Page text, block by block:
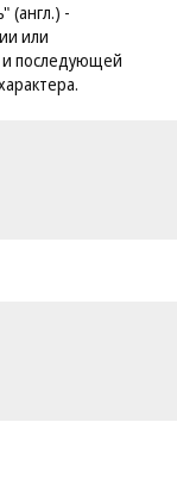
(англ.) -
или
и последующей